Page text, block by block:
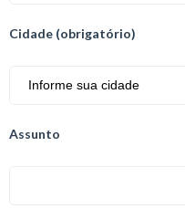
Cidade (obrigatório)
Assunto